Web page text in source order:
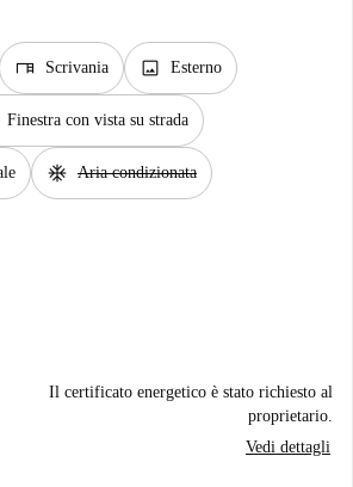
desk Scrivania image Esterno
Finestra con vista su strada
ac_unit Aria condizionata
Il certificato energetico è stato richiesto al
proprietario.
Vedi dettagli